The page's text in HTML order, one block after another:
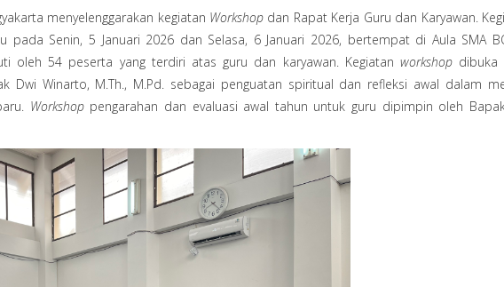
menyelenggarakan kegiatan Workshopdan Rapat Kerja Guru dan Karyawan.
pada Senin, 5 Januari 2026 dan Selasa, 6 Januari 2026, bertempat di Aula SMA
oleh 54 peserta yang terdiri atas guru dan karyawan. Kegiatanworkshop dibuka
Dwi Winarto, M.Th., M.Pd. sebagai penguatan spiritual dan refleksi awal dalam
Workshoppengarahan dan evaluasi awal tahun untuk guru dipimpin oleh